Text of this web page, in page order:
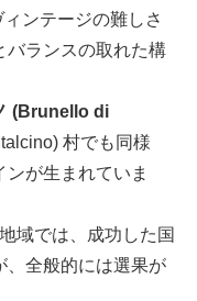
ンテージの難しさ
バランスの取れた構
(Brunello di
村でも同様
が生まれていま
域では、成功した国
、全般的には選果が